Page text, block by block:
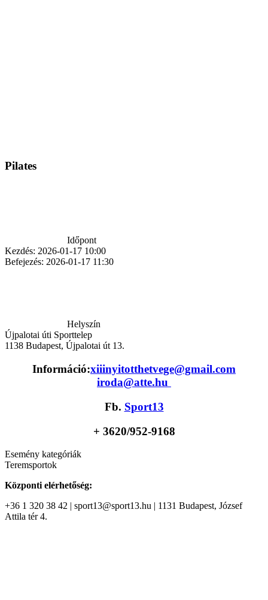
Pilates
Időpont
Kezdés: 2026-01-17 10:00
Befejezés: 2026-01-17 11:30
Helyszín
Újpalotai úti Sporttelep
1138 Budapest, Újpalotai út 13.
Információ:xiiinyitotthetvege@gmail.com
iroda@atte.hu
Fb. Sport13
+ 3620/952-9168
Esemény kategóriák
Teremsportok
Központi elérhetőség:
+36 1 320 38 42 | sport13@sport13.hu | 1131 Budapest, József
Attila tér 4.